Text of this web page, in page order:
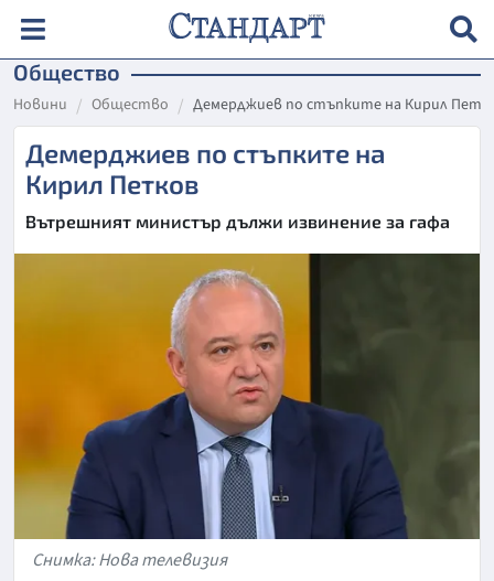
Общество
Новини Общество Демерджиев по стъпките на Кирил
Демерджиев по стъпките на
Кирил Петков
Вътрешният министър дължи извинение за гафа
Снимка: Нова телевизия